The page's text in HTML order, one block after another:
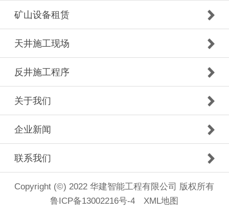
矿山设备租赁
天井施工现场
反井施工程序
关于我们
企业新闻
联系我们
Copyright (©) 2022 华建智能工程有限公司 版权所有
鲁ICP备13002216号-4
XML地图